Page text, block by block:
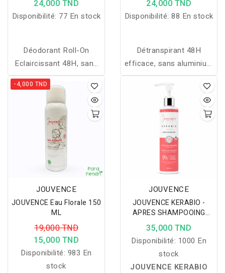
24,000 TND
Disponibilité: 77 En stock
Déodorant Roll-On
Eclaircissant 48H, sans
sels d’aluminium ni
alcool, unisexe, avec
extrait de citron pour
peau protégée et teint
uniformisé.
24,000 TND
Disponibilité: 88 En stock
Détranspirant 48H
efficace, sans aluminium
ni alcool, adapté aux
enfants dès 6 ans, avec
extraits naturels
apaisants et
antibactériens pour une
peau saine et protégée.
-4,000 TND
JOUVENCE
JOUVENCE Eau Florale 150
ML
19,000 TND
15,000 TND
Disponibilité: 983 En
stock
JOUVENCE
JOUVENCE KERABIO -
APRES SHAMPOOING
200ML
35,000 TND
Disponibilité: 1000 En
stock
JOUVENCE KERABIO